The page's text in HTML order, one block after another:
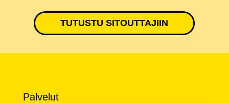
TUTUSTU SITOUTTAJIIN
Palvelut